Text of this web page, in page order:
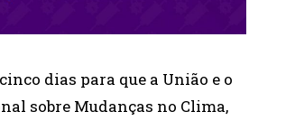
dias para que a União e o
sobre Mudanças no Clima,